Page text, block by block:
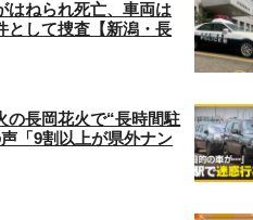
はねられ死亡、車両は
して捜査【新潟・長
の長岡花火で“長時間駐
「9割以上が県外ナン